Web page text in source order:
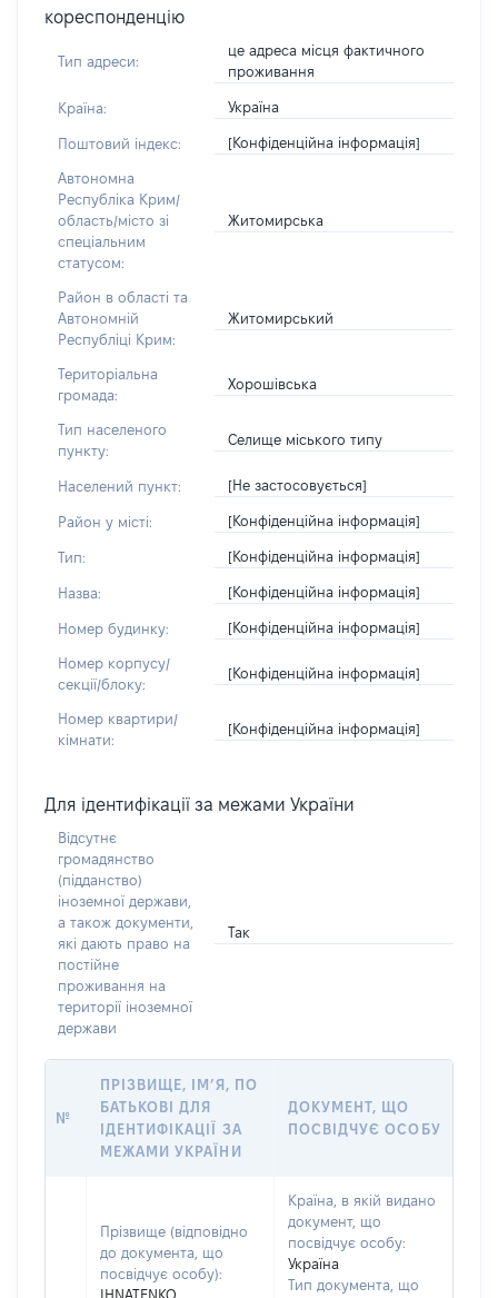
кореспонденцію
Тип адреси:
це адреса місця фактичного
проживання
Країна: Україна
Поштовий індекс: [Конфіденційна інформація]
Автономна
Республіка Крим/
область/місто зі
спеціальним
статусом:
Житомирська
Район в області та
Автономній
Республіці Крим:
Житомирський
Територіальна
громада:
Хорошівська
Тип населеного
пункту:
Селище міського типу
Населений пункт: [Не застосовується]
Район у місті: [Конфіденційна інформація]
Тип: [Конфіденційна інформація]
Назва: [Конфіденційна інформація]
Номер будинку: [Конфіденційна інформація]
Номер корпусу/
секції/блоку:
[Конфіденційна інформація]
Номер квартири/
кімнати:
[Конфіденційна інформація]
Для ідентифікації за межами України
Відсутнє
громадянство
(підданство)
іноземної держави,
а також документи,
які дають право на
постійне
проживання на
території іноземної
держави
Так
№
ПРІЗВИЩЕ, ІМ’Я, ПО
БАТЬКОВІ ДЛЯ
ІДЕНТИФІКАЦІЇ ЗА
МЕЖАМИ УКРАЇНИ
ДОКУМЕНТ, ЩО
ПОСВІДЧУЄ ОСОБУ
Прізвище (відповідно
до документа, що
посвідчує особу):
IHNATENKO
Країна, в якій видано
документ, що
посвідчує особу:
Україна
Тип документа, що